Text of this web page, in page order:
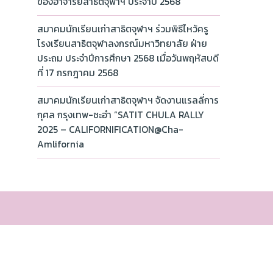
สมาคมนักเรียนเก่าสาธิตจุฬาฯ ร่วมพิธีไหว้ครู
โรงเรียนสาธิตจุฬาลงกรณ์มหาวิทยาลัย ฝ่าย
ประถม ประจำปีการศึกษา 2568 เมื่อวันพฤหัสบดี
ที่ 17 กรกฎาคม 2568
สมาคมนักเรียนเก่าสาธิตจุฬาฯ จัดงานแรลลี่การ
กุศล กรุงเทพ-ชะอำ “SATIT CHULA RALLY
2025 – CALIFORNIFICATION@Cha-
Amlifornia